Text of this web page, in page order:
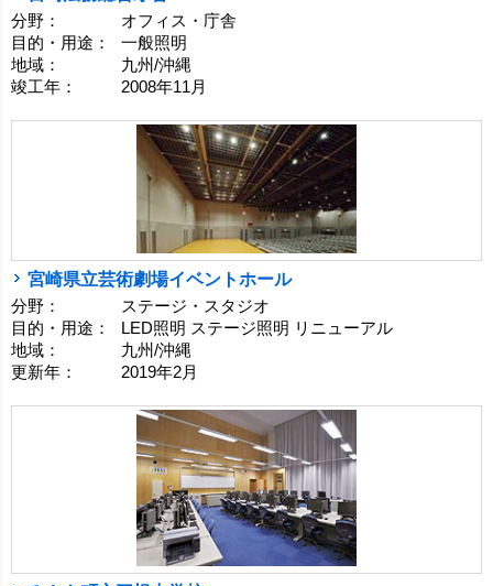
分野：
オフィス・庁舎
目的・用途：
一般照明
地域：
九州/沖縄
竣工年：
2008年11月
宮崎県立芸術劇場イベントホール
分野：
ステージ・スタジオ
目的・用途：
LED照明 ステージ照明 リニューアル
地域：
九州/沖縄
更新年：
2019年2月